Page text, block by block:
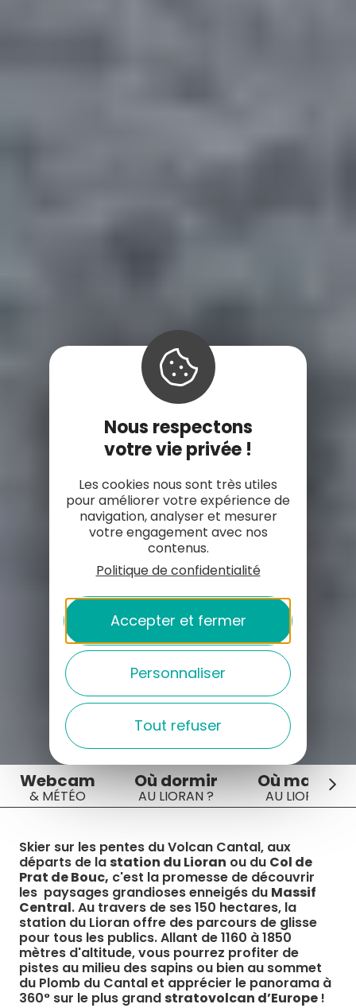
Webcam
& MÉTÉO
Où dormir
AU LIORAN ?
Où manger
AU LIORAN ?
Skier sur les pentes du Volcan Cantal, aux
départs de la station du Lioran ou du Col de
Prat de Bouc, c'est la promesse de découvrir
les paysages grandioses enneigés du Massif
Central. Au travers de ses 150 hectares, la
station du Lioran offre des parcours de glisse
pour tous les publics. Allant de 1160 à 1850
mètres d'altitude, vous pourrez profiter de
pistes au milieu des sapins ou bien au sommet
du Plomb du Cantal et apprécier le panorama à
360° sur le plus grand stratovolcan d’Europe !
Nous respectons
votre vie privée !
Les cookies nous sont très utiles
pour améliorer votre expérience de
navigation, analyser et mesurer
votre engagement avec nos
contenus.
Politique de confidentialité
Accepter et fermer
Personnaliser
Tout refuser